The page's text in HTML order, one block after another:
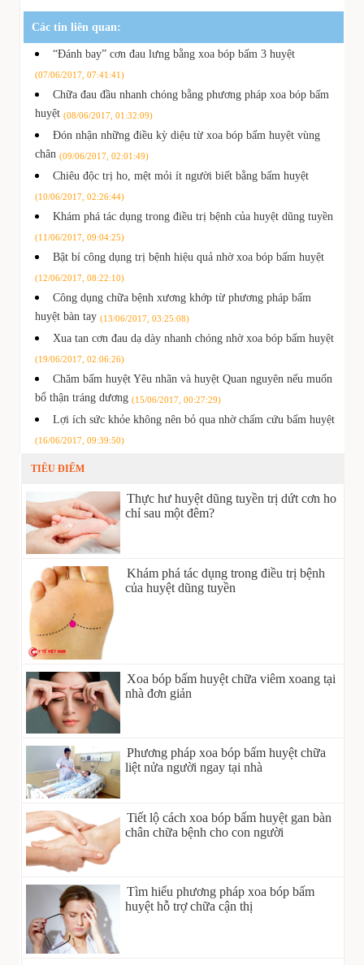
Các tin liên quan:
“Đánh bay” cơn đau lưng bằng xoa bóp bấm 3 huyệt
(07/06/2017, 07:41:41)
Chữa đau đầu nhanh chóng bằng phương pháp xoa bóp bấm
huyệt (08/06/2017, 01:32:09)
Đón nhận những điều kỳ diệu từ xoa bóp bấm huyệt vùng
chân (09/06/2017, 02:01:49)
Chiêu độc trị ho, mệt mỏi ít người biết bằng bấm huyệt
(10/06/2017, 02:26:44)
Khám phá tác dụng trong điều trị bệnh của huyệt dũng tuyền
(11/06/2017, 09:04:25)
Bật bí công dụng trị bệnh hiệu quả nhờ xoa bóp bấm huyệt
(12/06/2017, 08:22:10)
Công dụng chữa bệnh xương khớp từ phương pháp bấm
huyệt bàn tay (13/06/2017, 03:25:08)
Xua tan cơn đau dạ dày nhanh chóng nhờ xoa bóp bấm huyệt
(19/06/2017, 02:06:26)
Chăm bấm huyệt Yêu nhãn và huyệt Quan nguyên nếu muốn
bổ thận tráng dương (15/06/2017, 00:27:29)
Lợi ích sức khỏe không nên bỏ qua nhờ chấm cứu bấm huyệt
(16/06/2017, 09:39:50)
TIÊU ĐIỂM
Thực hư huyệt dũng tuyền trị dứt cơn ho
chỉ sau một đêm?
Khám phá tác dụng trong điều trị bệnh
của huyệt dũng tuyền
Xoa bóp bấm huyệt chữa viêm xoang tại
nhà đơn giản
Phương pháp xoa bóp bấm huyệt chữa
liệt nửa người ngay tại nhà
Tiết lộ cách xoa bóp bấm huyệt gan bàn
chân chữa bệnh cho con người
Tìm hiểu phương pháp xoa bóp bấm
huyệt hỗ trợ chữa cận thị